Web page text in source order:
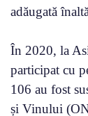
adăugată
În 2020, la
participat cu
106 au fost
și Vinului